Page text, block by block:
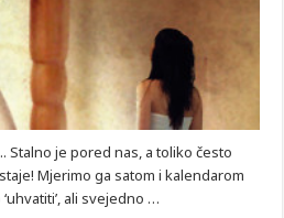
Stalno je pored nas, a toliko često
Mjerimo ga satom i kalendarom
ali svejedno …